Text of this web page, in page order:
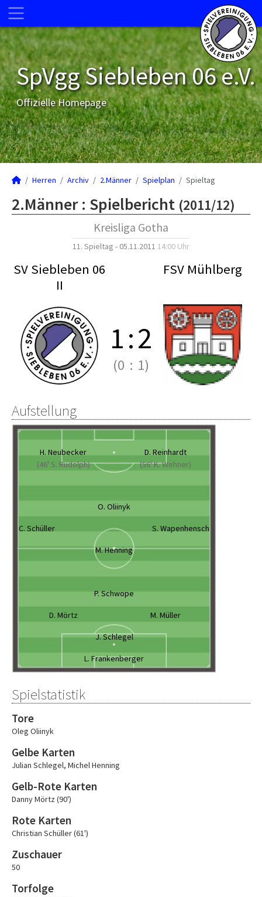
SpVgg Siebleben 06 e.V.
Offizielle Homepage
Herren Archiv 2.Männer Spielplan Spieltag
2.Männer : Spielbericht (2011/12)
Kreisliga Gotha
11. Spieltag - 05.11.2011 14:00 Uhr
SV Siebleben 06
II
FSV Mühlberg
1:2
(0 : 1)
Aufstellung
H. Neubecker
(46' S. Rudolph)
D. Reinhardt
(56' K. Wehner)
O. Oliinyk
C. Schüller S. Wapenhensch
M. Henning
P. Schwope
D. Mörtz M. Müller
J. Schlegel
L. Frankenberger
Spielstatistik
Tore
Oleg Oliinyk
Gelbe Karten
Julian Schlegel, Michel Henning
Gelb-Rote Karten
Danny Mörtz (90')
Rote Karten
Christian Schüller (61')
Zuschauer
50
Torfolge